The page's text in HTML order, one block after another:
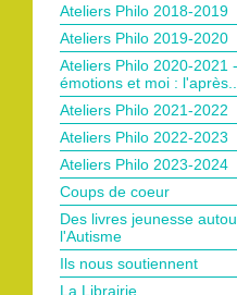
Ateliers Philo 2018-2019
Ateliers Philo 2019-2020
Ateliers Philo 2020-2021
émotions et moi : l'après...
Ateliers Philo 2021-2022
Ateliers Philo 2022-2023
Ateliers Philo 2023-2024
Coups de coeur
Des livres jeunesse
l'Autisme
Ils nous soutiennent
La Librairie